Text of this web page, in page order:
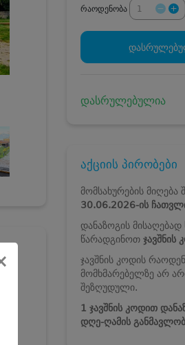
რაოდენობა
დასრულებულია
აქციის პირობები
მომსახურების მიღება
30.06.2026-ის
დანაზოგის მისაღებად
წარადგინოთ ჯავშნის
ჯავშნის კოდის
მომხმარებელზე არ
შეზღუდული.
1 ჯავშნის კოდით
დღე-ღამის